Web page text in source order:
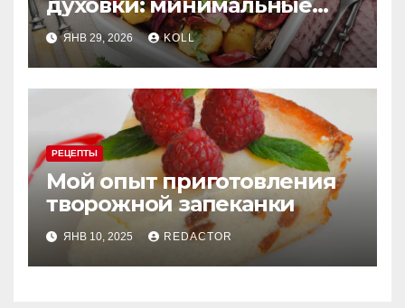
усилия, максимум вкуса
ЯНВ 29, 2026 KOLL
РЕЦЕПТЫ
Мой опыт приготовления
творожной запеканки
ЯНВ 10, 2025 REDACTOR